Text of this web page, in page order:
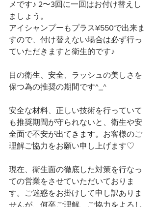
メです♪ 2〜3回に一回はお付け替えし
ましょう。
アイシャンプーもプラス¥550で出来ま
すので、付け替えない場合は必ず行っ
ていただきますと衛生的です♪
目の衛生、安全、ラッシュの美しさを
保つ為の推奨の期間です^_^
安全な材料、正しい技術を行っていて
も推奨期間が守られないと、衛生や安
全面で不安が出てきます。お客様のご
理解ご協力をお願い申し上げます♡
現在、衛生面の徹底した対策を行なっ
ての営業をさせていただいておりま
す。ご迷惑をお掛けして申し訳ありま
せんが、何卒ご理解、ご協力をよろし